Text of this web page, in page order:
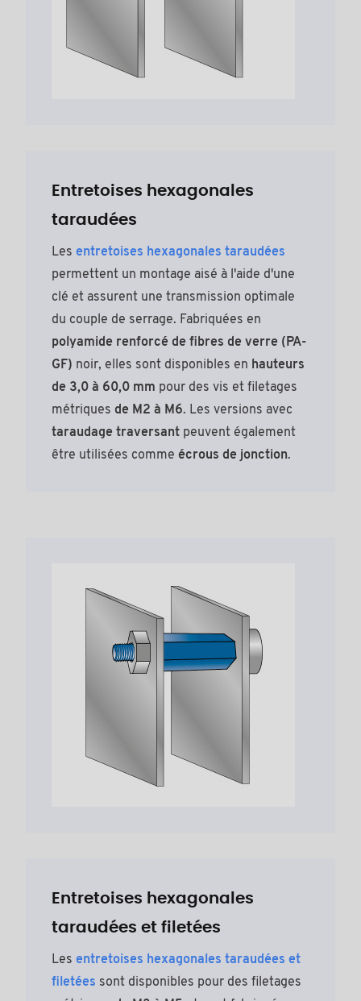
Entretoises hexagonales
taraudées
Les entretoises hexagonales taraudées
permettent un montage aisé à l'aide d'une
clé et assurent une transmission optimale
du couple de serrage. Fabriquées en
polyamide renforcé de fibres de verre (PA-
GF) noir, elles sont disponibles en hauteurs
de 3,0 à 60,0 mm pour des vis et filetages
métriques de M2 à M6. Les versions avec
taraudage traversant peuvent également
être utilisées comme écrous de jonction.
Entretoises hexagonales
taraudées et filetées
Les entretoises hexagonales taraudées et
filetées sont disponibles pour des filetages